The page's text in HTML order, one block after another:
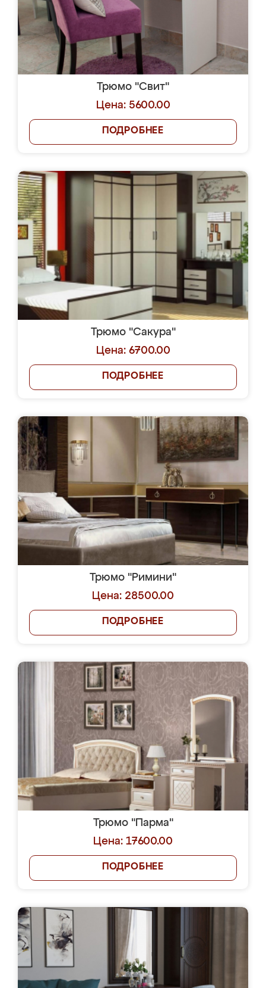
Трюмо "Свит"
Цена: 5600.00
ПОДРОБНЕЕ
Трюмо "Сакура"
Цена: 6700.00
ПОДРОБНЕЕ
Трюмо "Римини"
Цена: 28500.00
ПОДРОБНЕЕ
Трюмо "Парма"
Цена: 17600.00
ПОДРОБНЕЕ